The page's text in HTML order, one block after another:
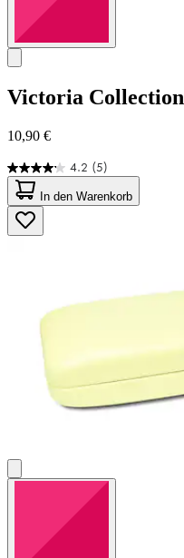
Victoria Collection
10,90 €
4.2 (5)
4.2
von
5
Sternen.
5
In den Warenkorb